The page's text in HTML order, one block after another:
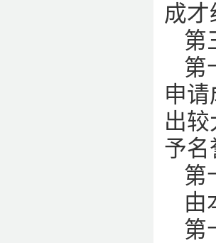
成才
第
第
申
出
予名
第
由
第